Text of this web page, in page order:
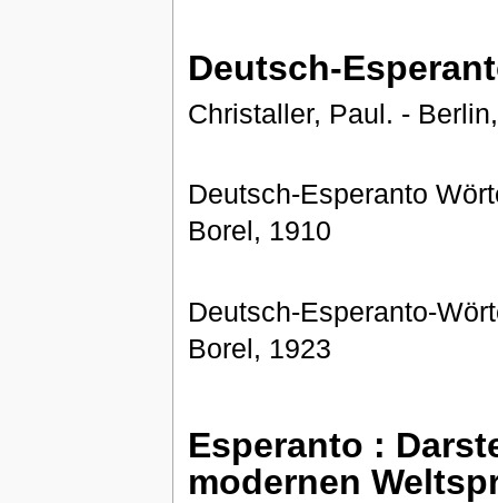
Deutsch-
Christaller, Paul. -
Deutsch-Esperanto
Borel, 1910
Deutsch-Esperanto-
Borel, 1923
Esperanto :
modernen